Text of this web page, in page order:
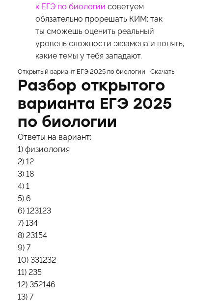
к ЕГЭ по биологии советуем
обязательно прорешать КИМ: так
ты сможешь оценить реальный
уровень сложности экзамена и понять,
какие темы у тебя западают.
Открытый вариант ЕГЭ 2025 по биологии Скачать
Разбор открытого
варианта ЕГЭ 2025
по биологии
Ответы на вариант:
1) физиология
2) 12
3) 18
4) 1
5) 6
6) 123123
7) 134
8) 23154
9) 7
10) 331232
11) 235
12) 352146
13) 7